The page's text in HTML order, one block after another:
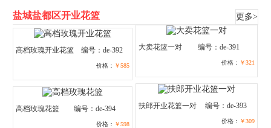
盐城盐都区开业花篮 更多>
高档玫瑰开业花篮 编号：de-392
价格： ￥585
大卖花篮一对 编号：de-391
价格： ￥321
高档玫瑰花篮 编号：de-394
价格： ￥598
扶郎开业花篮一对 编号：de-393
价格： ￥309